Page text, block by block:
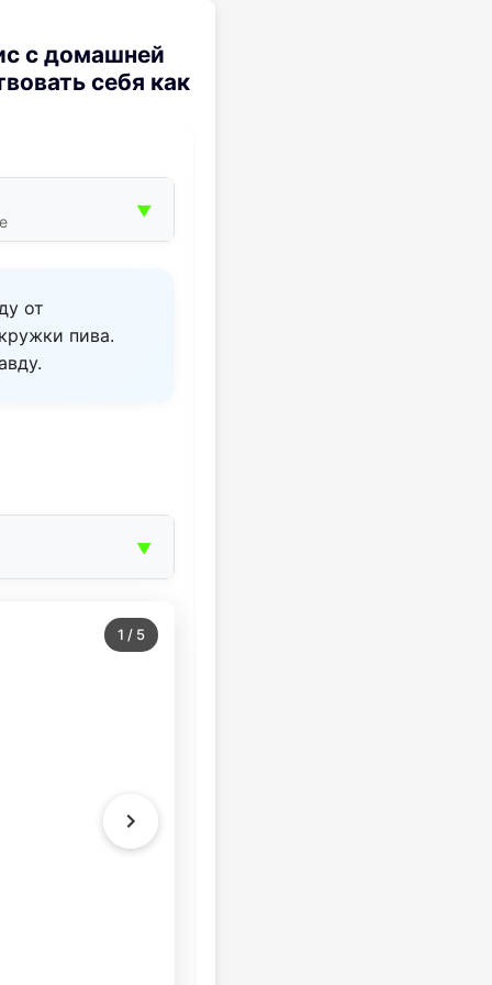
с домашней
себя как
▼
от
пива.
▼
1 / 5